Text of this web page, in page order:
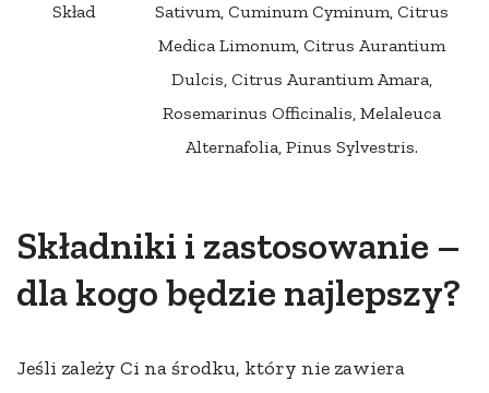
Skład
Sativum, Cuminum Cyminum, Citrus
Medica Limonum, Citrus Aurantium
Dulcis, Citrus Aurantium Amara,
Rosemarinus Officinalis, Melaleuca
Alternafolia, Pinus Sylvestris.
Składniki i zastosowanie –
dla kogo będzie najlepszy?
Jeśli zależy Ci na środku, który nie zawiera